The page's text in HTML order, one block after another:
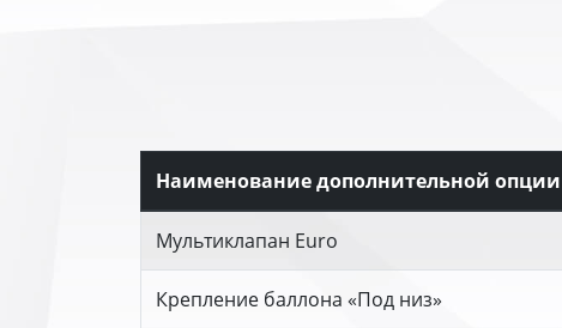
Наименование дополнительной опции
Мультиклапан Euro
Крепление баллона «Под низ»